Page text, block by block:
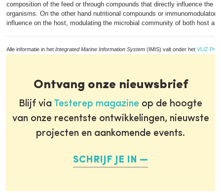
composition of the feed or through compounds that directly influence the
organisms. On the other hand nutritional compounds or
influence on the host, modulating the microbial community of both host
Alle informatie in het Integrated Marine Information System (IMIS) valt onder het VLIZ
Ontvang onze nieuwsbrief
Blijf via Testerep magazine op de hoogte
van onze recentste ontwikkelingen, nieuwste
projecten en aankomende events.
SCHRIJF JE IN